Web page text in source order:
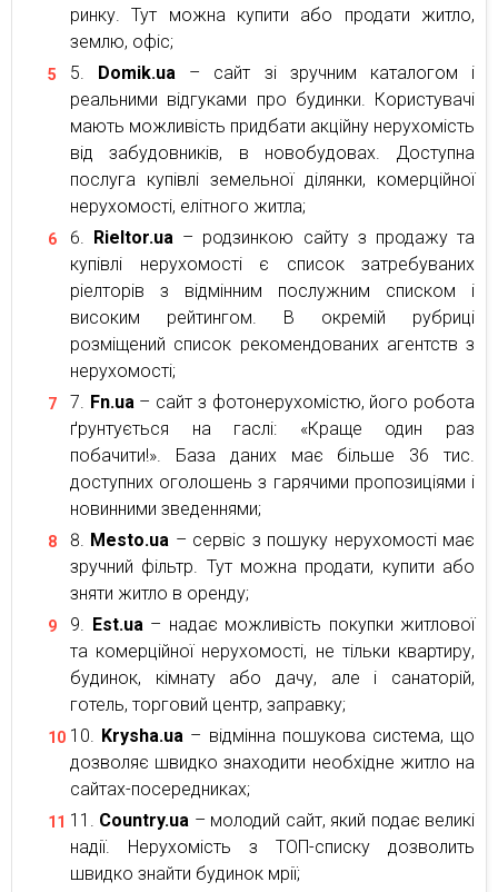
ринку. Тут можна купити або продати житло,
землю, офіс;
Domik.ua – сайт зі зручним каталогом і
реальними відгуками про будинки. Користувачі
мають можливість придбати акційну нерухомість
від забудовників, в новобудовах. Доступна
послуга купівлі земельної ділянки, комерційної
нерухомості, елітного житла;
Rieltor.ua – родзинкою сайту з продажу та
купівлі нерухомості є список затребуваних
ріелторів з відмінним послужним списком і
високим рейтингом. В окремій рубриці
розміщений список рекомендованих агентств з
нерухомості;
Fn.ua– сайт з фотонерухомістю, його робота
ґрунтується на гаслі: «Краще один раз
побачити!». База даних має більше 36 тис.
доступних оголошень з гарячими пропозиціями і
новинними зведеннями;
Mesto.ua – сервіс з пошуку нерухомості має
зручний фільтр. Тут можна продати, купити або
зняти житло в оренду;
Est.ua– надає можливість покупки житлової
та комерційної нерухомості, не тільки квартиру,
будинок, кімнату або дачу, але і санаторій,
готель, торговий центр, заправку;
Krysha.ua – відмінна пошукова система, що
дозволяє швидко знаходити необхідне житло на
сайтах-посередниках;
Country.ua – молодий сайт, який подає великі
надії. Нерухомість з ТОП-списку дозволить
швидко знайти будинок мрії;